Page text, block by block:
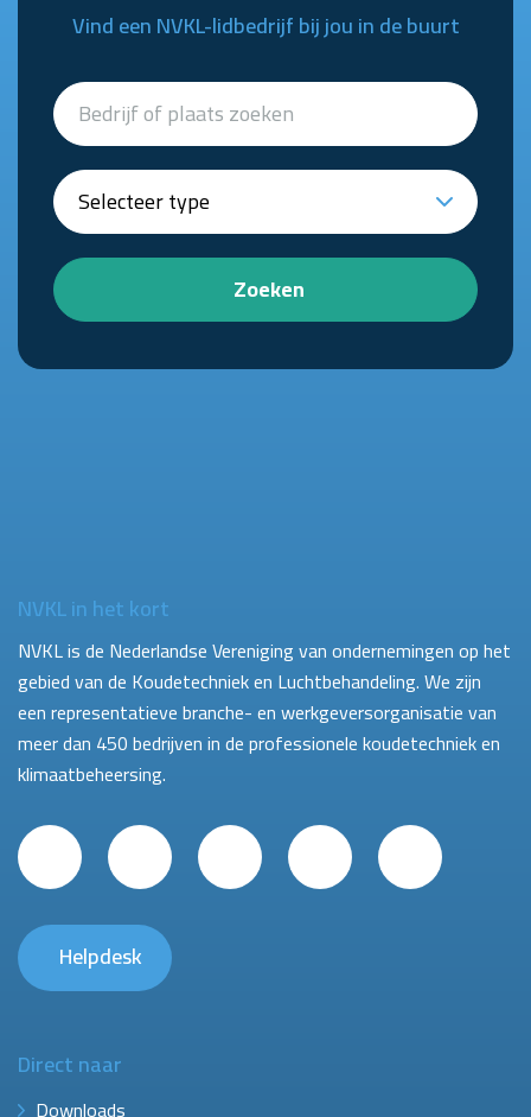
Vind een NVKL-lidbedrijf bij jou in de buurt
Zoeken
NVKL in het kort
NVKL is de Nederlandse Vereniging van ondernemingen op het
gebied van de Koudetechniek en Luchtbehandeling. We zijn
een representatieve branche- en werkgeversorganisatie van
meer dan 450 bedrijven in de professionele koudetechniek en
klimaatbeheersing.
Helpdesk
Direct naar
Downloads